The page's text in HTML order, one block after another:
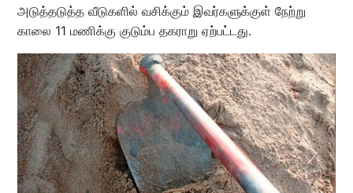
அடுத்தடுத்த வீடுகளில் வசிக்கும் இவர்களுக்குள் நேற்று
காலை 11 மணிக்கு குடும்ப தகராறு ஏற்பட்டது.